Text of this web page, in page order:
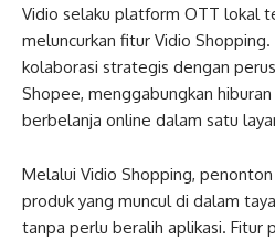
Vidio selaku platform OTT lokal
meluncurkan fitur Vidio Shopping.
kolaborasi strategis dengan
Shopee, menggabungkan
berbelanja online dalam satu
Melalui Vidio Shopping,
produk yang muncul di dalam
tanpa perlu beralih aplikasi. Fitur